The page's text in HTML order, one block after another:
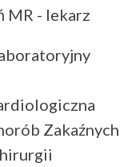
MR - lekarz
Zakaźnych